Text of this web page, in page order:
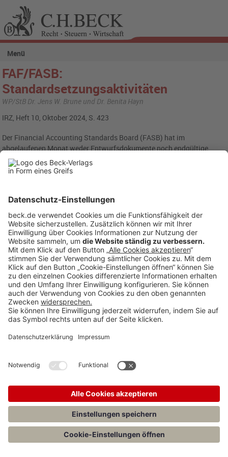
Menü
FAF/FASB:
Standardsetzungsaktivitäten
WP/StB Dr. Jens W. Brune und Dr. Benita Hayn
IRZ, Heft 10, Oktober 2024, S. 423
Der Financial Accounting Standards Board (FASB) hat im
abgelaufenen Monat weder Entwurfsdokumente noch endgültige
Verlautbarungen zur Aktualisierung der Rechnungslegungsstandards
in den USA veröffentlicht (fasb.org
Rubriken
Menü
Anzeigen
Menü